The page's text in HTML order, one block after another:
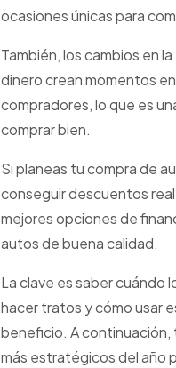
ocasiones únicas para
También, los cambios en
dinero crean momentos
compradores, lo que es
comprar bien.
Si planeas tu compra de
conseguir descuentos
mejores opciones de
autos de buena calidad.
La clave es saber cuándo
hacer tratos y cómo usar
beneficio. A
más estratégicos del año